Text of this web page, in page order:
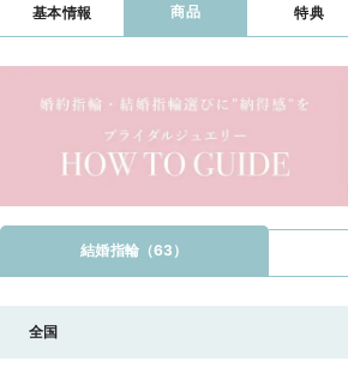
基本情報 商品 特典
結婚指輪（63）
全国